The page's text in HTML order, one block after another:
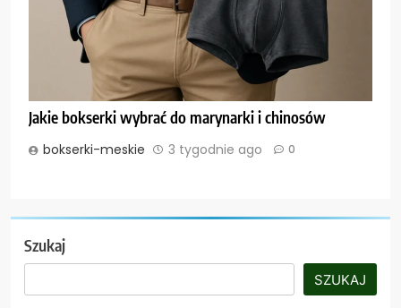
Jakie bokserki wybrać do marynarki i chinosów
bokserki-meskie 3 tygodnie ago 0
Szukaj
SZUKAJ